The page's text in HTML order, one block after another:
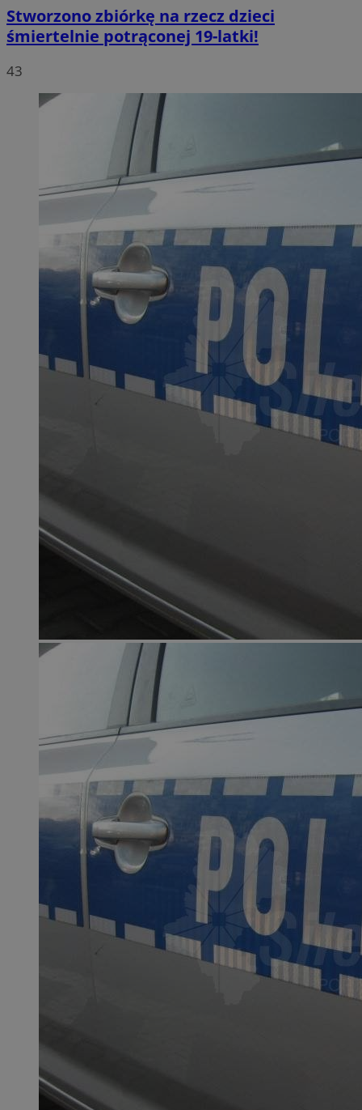
Stworzono zbiórkę na rzecz dzieci
śmiertelnie potrąconej 19-latki!
43